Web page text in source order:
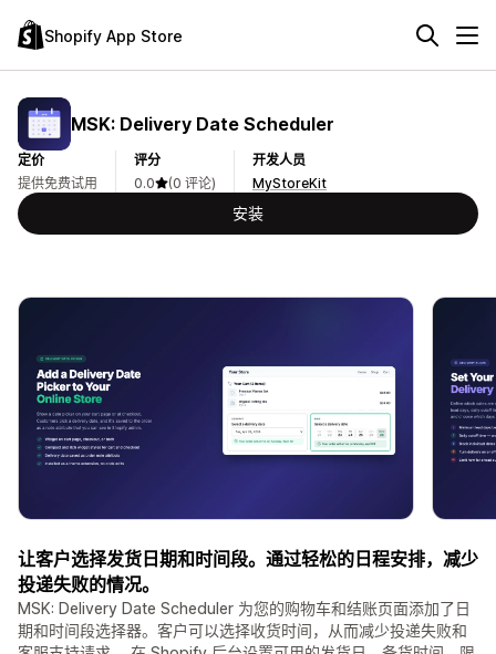
Shopify App Store
MSK: Delivery Date Scheduler
定价
提供免费试用
评分
0.0
(0 评论)
开发人员
MyStoreKit
安装
让客户选择发货日期和时间段。通过轻松的日程安排，减少
投递失败的情况。
MSK: Delivery Date Scheduler 为您的购物车和结账页面添加了日
期和时间段选择器。客户可以选择收货时间，从而减少投递失败和